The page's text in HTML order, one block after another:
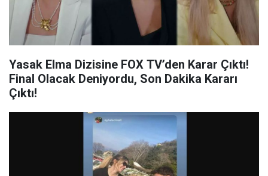
Yasak Elma Dizisine FOX TV’den Karar Çıktı!
Final Olacak Deniyordu, Son Dakika Kararı
Çıktı!